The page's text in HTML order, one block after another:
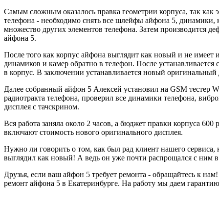
Самым сложным оказалось правка геометрии корпуса, так как
телефона - необходимо снять все шлейфы айфона 5, динамики,
множество других элементов телефона. Затем производится
айфона 5.
После того как корпус айфона выглядит как новый и не имеет
динамиков и камер обратно в телефон. После устанавливается
в корпус. В заключении устанавливается новый
Далее собранный айфон 5 Алексей установил на GSM тестер
радиотракта телефона, проверил все динамики телефона,
дисплея с тачскрином.
Вся работа заняла около 2 часов, а бюджет правки корпуса
включают стоимость нового оригинального дисплея.
Нужно ли говорить о том, как был рад клиент нашего сервиса,
выглядил как новый! А ведь он уже почти распрощался с ним
Друзья, если ваш айфон 5 требует ремонта - обращайтесь к
ремонт айфона 5 в Екатеринбурге. На работу мы даем